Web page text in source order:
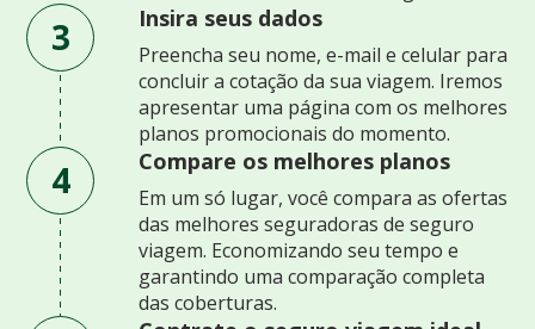
3 Insira seus dados
Preencha seu nome, e-mail e celular para
concluir a cotação da sua viagem. Iremos
apresentar uma página com os melhores
planos promocionais do momento.
4 Compare os melhores planos
Em um só lugar, você compara as ofertas
das melhores seguradoras de seguro
viagem. Economizando seu tempo e
garantindo uma comparação completa
das coberturas.